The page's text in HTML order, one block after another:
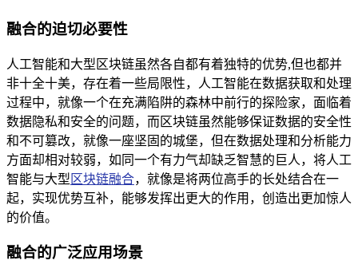
融合的迫切必要性
人工智能和大型区块链虽然各自都有着独特的优势,但也都并
非十全十美，存在着一些局限性，人工智能在数据获取和处理
过程中，就像一个在充满陷阱的森林中前行的探险家，面临着
数据隐私和安全的问题，而区块链虽然能够保证数据的安全性
和不可篡改，就像一座坚固的城堡，但在数据处理和分析能力
方面却相对较弱，如同一个有力气却缺乏智慧的巨人，将人工
智能与大型 区块链融合，就像是将两位高手的长处结合在一
起，实现优势互补，能够发挥出更大的作用，创造出更加惊人
的价值。
融合的广泛应用场景